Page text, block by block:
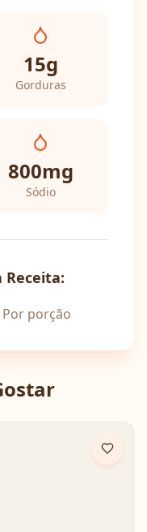
15g
Gorduras
800mg
Sódio
Receita:
Por porção